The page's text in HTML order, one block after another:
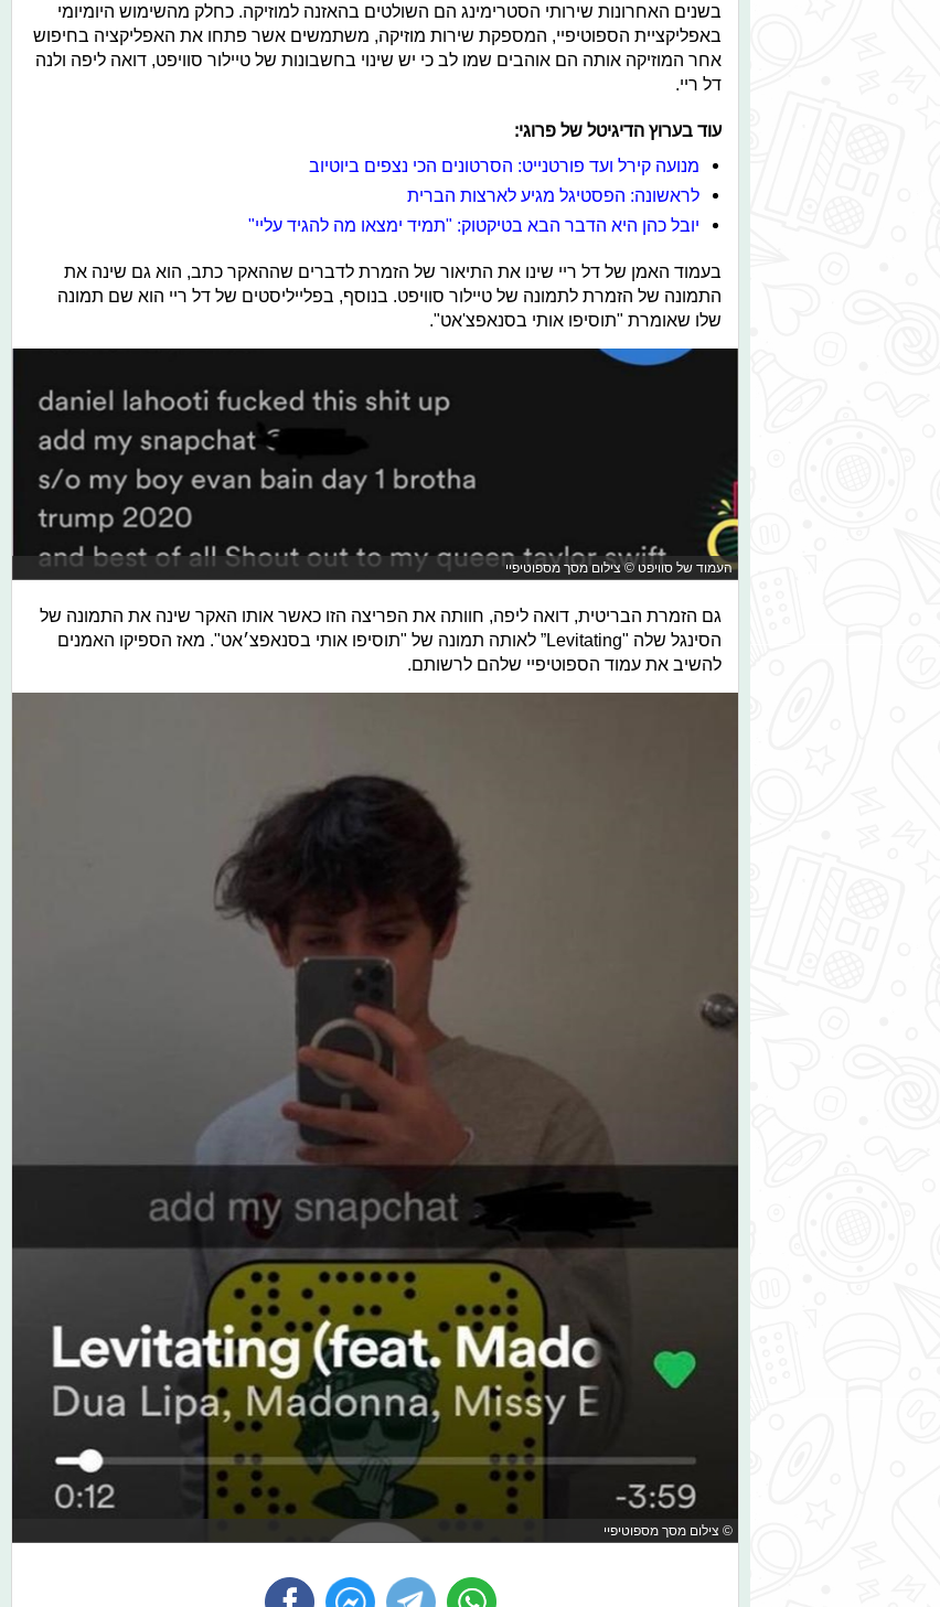
בשנים האחרונות שירותי הסטרימינג הם השולטים בהאזנה למוזיקה. כחלק מהשימוש היומיומי
באפליקציית הספוטיפיי, המספקת שירות מוזיקה, משתמשים אשר פתחו את האפליקציה בחיפוש
אחר המוזיקה אותה הם אוהבים שמו לב כי יש שינוי בחשבונות של טיילור סוויפט, דואה ליפה ולנה
דל ריי.
עוד בערוץ הדיגיטל של פרוגי:
מנועה קירל ועד פורטנייט: הסרטונים הכי נצפים ביוטיוב
לראשונה: הפסטיגל מגיע לארצות הברית
יובל כהן היא הדבר הבא בטיקטוק: "תמיד ימצאו מה להגיד עליי"
בעמוד האמן של דל ריי שינו את התיאור של הזמרת לדברים שההאקר כתב, הוא גם שינה את
התמונה של הזמרת לתמונה של טיילור סוויפט. בנוסף, בפלייליסטים של דל ריי הוא שם תמונה
שלו שאומרת "תוסיפו אותי בסנאפצ'אט".
העמוד של סוויפט © צילום מסך מספוטיפיי
גם הזמרת הבריטית, דואה ליפה, חוותה את הפריצה הזו כאשר אותו האקר שינה את התמונה של
הסינגל שלה "Levitating” לאותה תמונה של "תוסיפו אותי בסנאפצ׳אט". מאז הספיקו האמנים
להשיב את עמוד הספוטיפיי שלהם לרשותם.
© צילום מסך מספוטיפיי